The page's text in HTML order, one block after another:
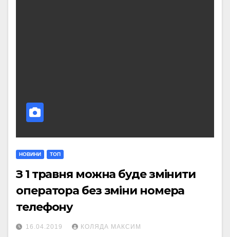
НОВИНИ ТОП
З 1 травня можна буде змінити
оператора без зміни номера
телефону
16.04.2019 КОЛЯДА МАКСИМ